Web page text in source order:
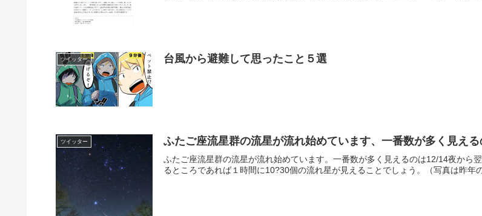
ツイッター 台風から避難して思ったこと５選
ツイッター ふたご座流星群の流星が流れ始めています、一番数が多く見え
ふたご座流星群の流星が流れ始めています。一番数が多く見えるのは12/14夜から
るところであれば１時間に10?30個の流れ星が見えることでしょう。（写真は昨年